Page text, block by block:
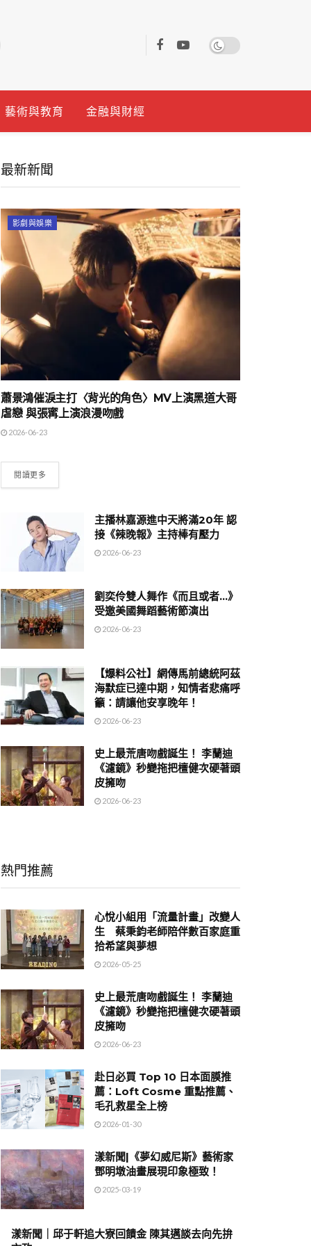
藝術與教育 金融與財經
最新新聞
影劇與娛樂
蕭景鴻催淚主打〈背光的角色〉MV上演黑道大哥
虐戀 與張寗上演浪漫吻戲
2026-06-23
閱讀更多
主播林嘉源進中天將滿20年 認
接《辣晚報》主持棒有壓力
2026-06-23
劉奕伶雙人舞作《而且或者…》
受邀美國舞蹈藝術節演出
2026-06-23
【爆料公社】網傳馬前總統阿茲
海默症已達中期，知情者悲痛呼
籲：請讓他安享晚年！
2026-06-23
史上最荒唐吻戲誕生！ 李蘭迪
《濾鏡》秒變拖把檀健次硬著頭
皮擁吻
2026-06-23
熱門推薦
心悅小組用「流量計畫」改變人
生 蔡秉鈞老師陪伴數百家庭重
拾希望與夢想
2026-05-25
史上最荒唐吻戲誕生！ 李蘭迪
《濾鏡》秒變拖把檀健次硬著頭
皮擁吻
2026-06-23
赴日必買 Top 10 日本面膜推
薦：Loft Cosme 重點推薦、
毛孔救星全上榜
2026-01-30
漾新聞|《夢幻威尼斯》藝術家
鄧明墩油畫展現印象極致！
2025-03-19
漾新聞｜邱于軒追大寮回饋金 陳其邁談去向先拚